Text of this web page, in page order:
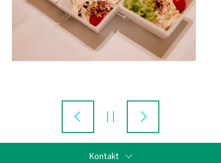
Kontakt